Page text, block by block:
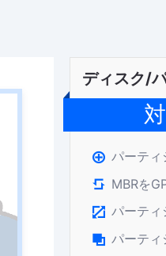
ディスク/
 パーティ
 MBRを
 パーテ
 パーティ